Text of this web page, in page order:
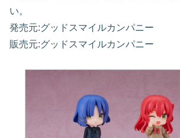
い。
発売元:グッドスマイルカンパニー
販売元:グッドスマイルカンパニー